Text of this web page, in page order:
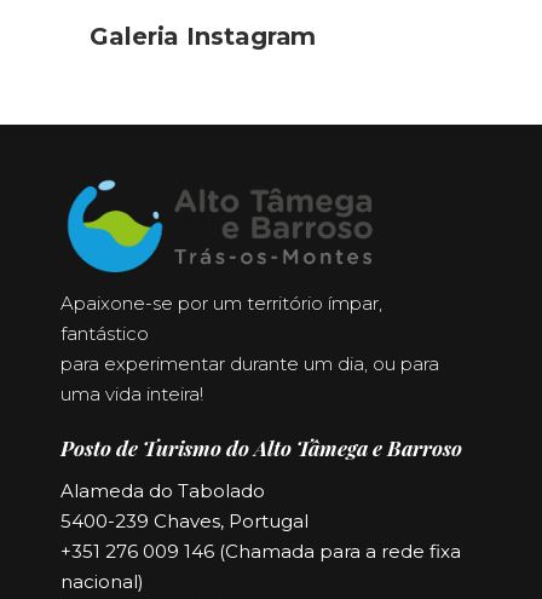
Galeria Instagram
Apaixone-se por um território ímpar,
fantástico
para experimentar durante um dia, ou para
uma vida inteira!
Posto de Turismo do Alto Tâmega e Barroso
Alameda do Tabolado
5400-239 Chaves, Portugal
+351 276 009 146 (Chamada para a rede fixa
nacional)